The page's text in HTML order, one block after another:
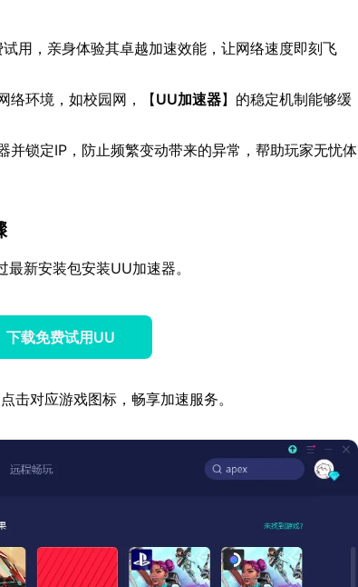
试用，亲身体验其卓越加速效能，让网络速度即刻飞
络环境，如校园网，【UU加速器】的稳定机制能够缓
并锁定IP，防止频繁变动带来的异常，帮助玩家无忧体
新安装包安装UU加速器。
下载免费试用UU
击对应游戏图标，畅享加速服务。